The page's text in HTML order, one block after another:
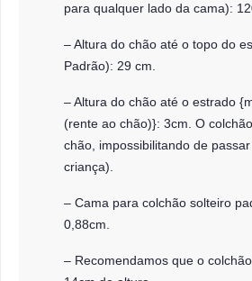
para qualquer lado da cama):
– Altura do chão até o topo do
Padrão): 29 cm.
– Altura do chão até o estrado
(rente ao chão)}: 3cm. O
chão, impossibilitando de
criança).
– Cama para colchão solteiro
0,88cm.
– Recomendamos que o